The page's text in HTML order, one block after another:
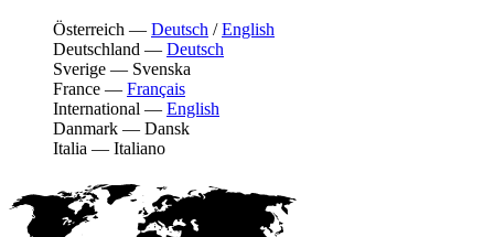
Österreich — Deutsch /English
Deutschland — Deutsch
Sverige — Svenska
France — Français
International — English
Danmark — Dansk
Italia — Italiano